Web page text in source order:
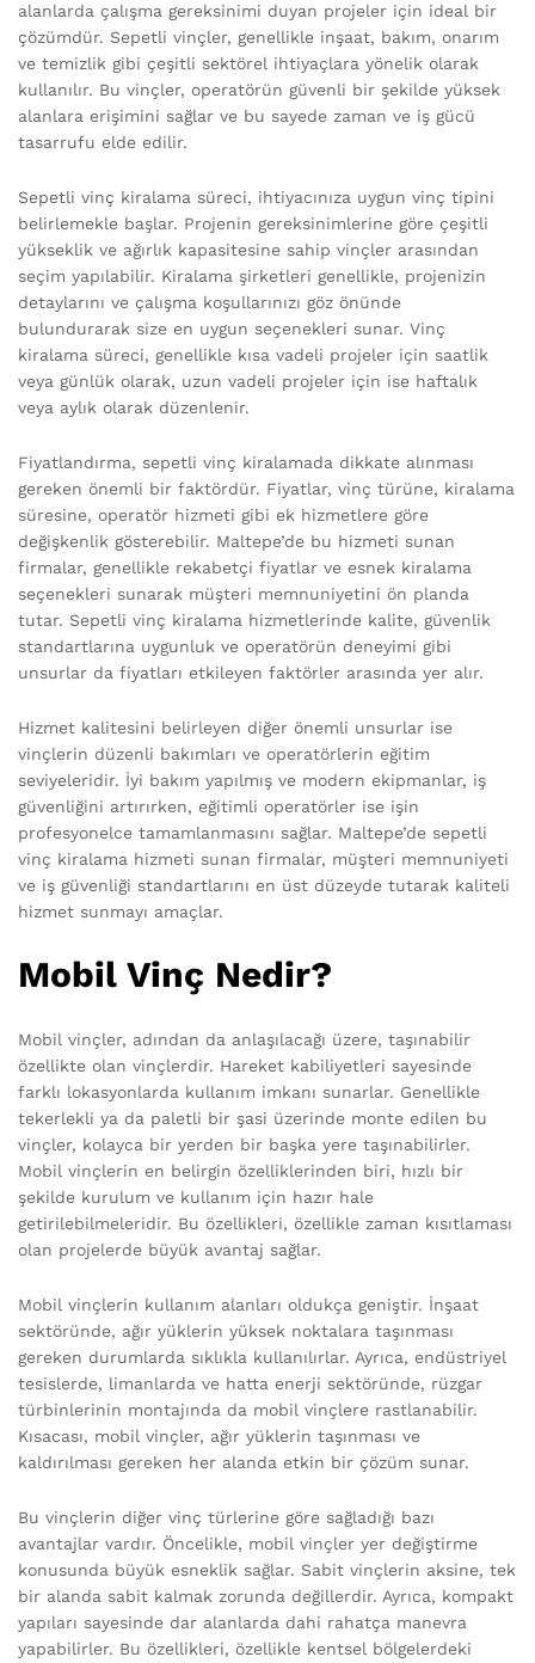
alanlarda çalışma gereksinimi duyan projeler için ideal bir
çözümdür. Sepetli vinçler, genellikle inşaat, bakım, onarım
ve temizlik gibi çeşitli sektörel ihtiyaçlara yönelik olarak
kullanılır. Bu vinçler, operatörün güvenli bir şekilde yüksek
alanlara erişimini sağlar ve bu sayede zaman ve iş gücü
tasarrufu elde edilir.
Sepetli vinç kiralama süreci, ihtiyacınıza uygun vinç tipini
belirlemekle başlar. Projenin gereksinimlerine göre çeşitli
yükseklik ve ağırlık kapasitesine sahip vinçler arasından
seçim yapılabilir. Kiralama şirketleri genellikle, projenizin
detaylarını ve çalışma koşullarınızı göz önünde
bulundurarak size en uygun seçenekleri sunar. Vinç
kiralama süreci, genellikle kısa vadeli projeler için saatlik
veya günlük olarak, uzun vadeli projeler için ise haftalık
veya aylık olarak düzenlenir.
Fiyatlandırma, sepetli vinç kiralamada dikkate alınması
gereken önemli bir faktördür. Fiyatlar, vinç türüne, kiralama
süresine, operatör hizmeti gibi ek hizmetlere göre
değişkenlik gösterebilir. Maltepe’de bu hizmeti sunan
firmalar, genellikle rekabetçi fiyatlar ve esnek kiralama
seçenekleri sunarak müşteri memnuniyetini ön planda
tutar. Sepetli vinç kiralama hizmetlerinde kalite, güvenlik
standartlarına uygunluk ve operatörün deneyimi gibi
unsurlar da fiyatları etkileyen faktörler arasında yer alır.
Hizmet kalitesini belirleyen diğer önemli unsurlar ise
vinçlerin düzenli bakımları ve operatörlerin eğitim
seviyeleridir. İyi bakım yapılmış ve modern ekipmanlar, iş
güvenliğini artırırken, eğitimli operatörler ise işin
profesyonelce tamamlanmasını sağlar. Maltepe’de sepetli
vinç kiralama hizmeti sunan firmalar, müşteri memnuniyeti
ve iş güvenliği standartlarını en üst düzeyde tutarak kaliteli
hizmet sunmayı amaçlar.
Mobil Vinç Nedir?
Mobil vinçler, adından da anlaşılacağı üzere, taşınabilir
özellikte olan vinçlerdir. Hareket kabiliyetleri sayesinde
farklı lokasyonlarda kullanım imkanı sunarlar. Genellikle
tekerlekli ya da paletli bir şasi üzerinde monte edilen bu
vinçler, kolayca bir yerden bir başka yere taşınabilirler.
Mobil vinçlerin en belirgin özelliklerinden biri, hızlı bir
şekilde kurulum ve kullanım için hazır hale
getirilebilmeleridir. Bu özellikleri, özellikle zaman kısıtlaması
olan projelerde büyük avantaj sağlar.
Mobil vinçlerin kullanım alanları oldukça geniştir. İnşaat
sektöründe, ağır yüklerin yüksek noktalara taşınması
gereken durumlarda sıklıkla kullanılırlar. Ayrıca, endüstriyel
tesislerde, limanlarda ve hatta enerji sektöründe, rüzgar
türbinlerinin montajında da mobil vinçlere rastlanabilir.
Kısacası, mobil vinçler, ağır yüklerin taşınması ve
kaldırılması gereken her alanda etkin bir çözüm sunar.
Bu vinçlerin diğer vinç türlerine göre sağladığı bazı
avantajlar vardır. Öncelikle, mobil vinçler yer değiştirme
konusunda büyük esneklik sağlar. Sabit vinçlerin aksine, tek
bir alanda sabit kalmak zorunda değillerdir. Ayrıca, kompakt
yapıları sayesinde dar alanlarda dahi rahatça manevra
yapabilirler. Bu özellikleri, özellikle kentsel bölgelerdeki